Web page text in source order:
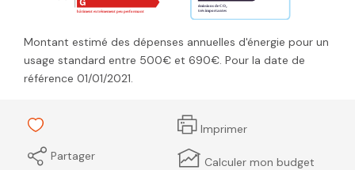
Montant estimé des dépenses annuelles d'énergie pour un
usage standard entre 500€ et 690€. Pour la date de
référence 01/01/2021.
Imprimer
Partager
Calculer mon budget